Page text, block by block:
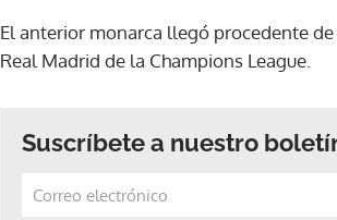
El anterior monarca llegó procedente
Real Madrid de la Champions League.
Suscríbete a nuestro